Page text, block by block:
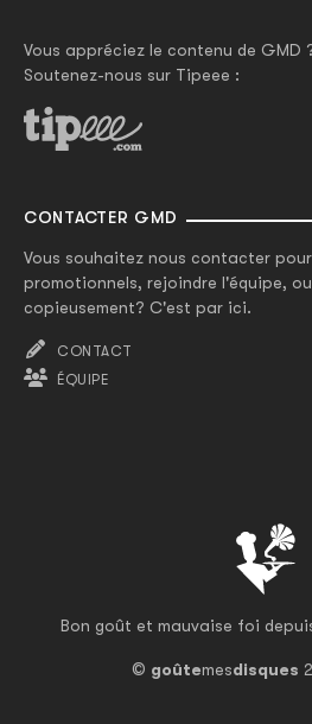
Bon goût et mauvaise foi
© goûtemesdisques
Vous appréciez le contenu de GMD
Soutenez-nous sur Tipeee :
CONTACTER GMD
Vous souhaitez nous contacter
promotionnels, rejoindre l'équipe,
copieusement? C'est par ici.
CONTACT
ÉQUIPE